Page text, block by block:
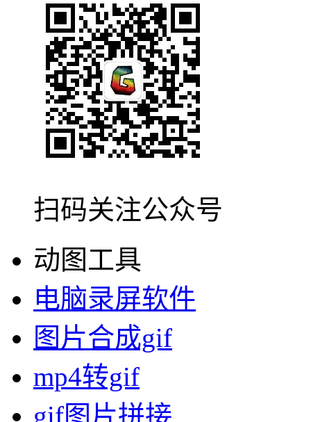
扫码关注公众号
动图工具
电脑录屏软件
图片合成gif
mp4转gif
gif图片拼接